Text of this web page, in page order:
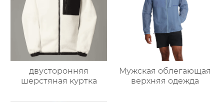
двусторонняя
шерстяная куртка
Мужская облегающая
верхняя одежда